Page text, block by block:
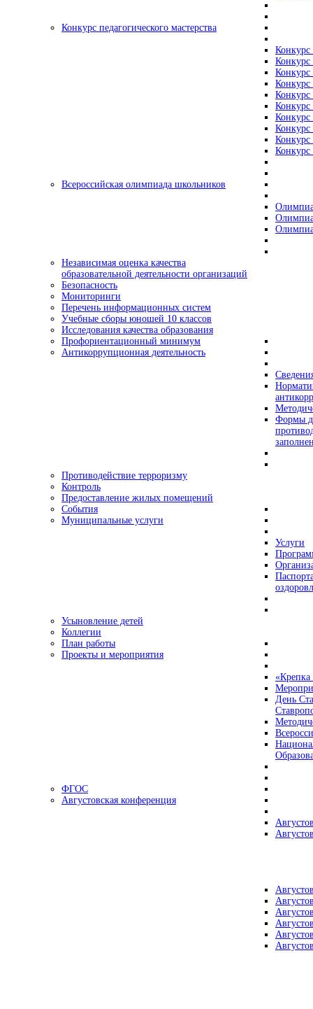
Конкурс педагогического мастерства
Конкурс
Конкурс
Конкурс
Конкурс
Конкурс
Конкурс
Конкурс
Конкурс
Конкурс
Конкурс
Всероссийская олимпиада школьников
Независимая оценка качества
образовательной деятельности организаций
Безопасность
Мониторинги
Перечень информационных систем
Учебные сборы юношей 10 классов
Исследования качества образования
Профориентационный минимум
Антикоррупционная деятельность
Формы
Противодействие терроризму
Контроль
Предоставление жилых помещений
События
Муниципальные услуги
Услуги
Усыновление детей
Коллегии
План работы
Проекты и мероприятия
«Крепка
День
ФГОС
Августовская конференция